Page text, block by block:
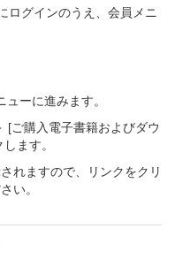
ログインのうえ、会員メニ
ーに進みます。
[ご購入電子書籍およびダウ
ます。
れますので、リンクをクリ
い。